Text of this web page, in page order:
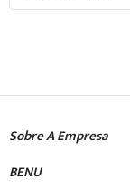
na
Sobre A Empresa
BENU